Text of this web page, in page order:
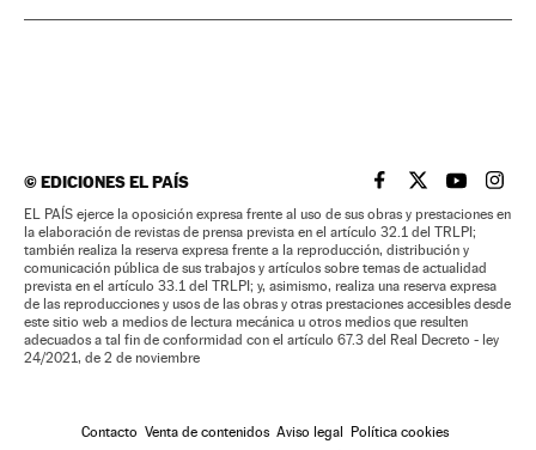
©EDICIONES EL PAÍS EL PAÍS BRASIL EN
EL PAÍSEL PAÍS
EL
EL PAÍS ejerce la oposición expresa frente al uso de sus obras y prestaciones en
la elaboración de revistas de prensa prevista en el artículo 32.1 del TRLPI;
también realiza la reserva expresa frente a la reproducción, distribución y
comunicación pública de sus trabajos y artículos sobre temas de actualidad
prevista en el artículo 33.1 del TRLPI; y, asimismo, realiza una reserva expresa
de las reproducciones y usos de las obras y otras prestaciones accesibles desde
este sitio web a medios de lectura mecánica u otros medios que resulten
adecuados a tal fin de conformidad con el artículo 67.3 del Real Decreto - ley
24/2021, de 2 de noviembre
Contacto Venta de contenidos Aviso legal
Política cookies